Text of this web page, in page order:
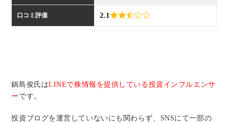
口コミ評価 2.1
鍋島俊氏はLINEで株情報を提供している投資インフルエンサ
ー です。
投資ブログを運営していないにも関わらず、SNSにて一部の